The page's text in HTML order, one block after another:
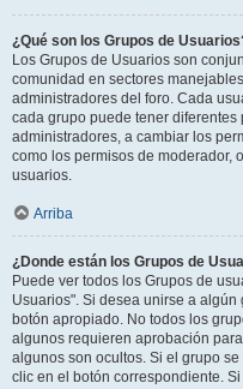
¿Qué son los Grupos de
Los Grupos de Usuarios son
comunidad en sectores
administradores del foro. Cada
cada grupo puede tener diferentes
administradores, a cambiar los
como los permisos de moderador,
usuarios.
Arriba
¿Donde están los Grupos de
Puede ver todos los Grupos de
Usuarios". Si desea unirse a
botón apropiado. No todos los
algunos requieren aprobación
algunos son ocultos. Si el grupo
clic en el botón correspondiente.